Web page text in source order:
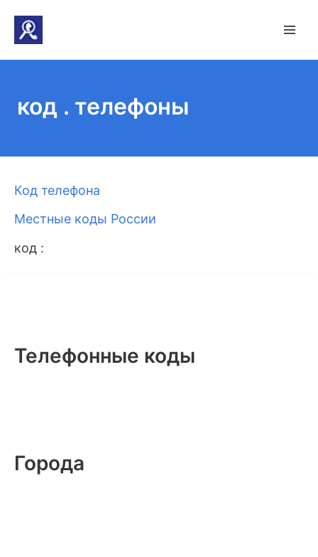
код . телефоны
Код телефона
Местные коды России
код :
Телефонные коды
Города